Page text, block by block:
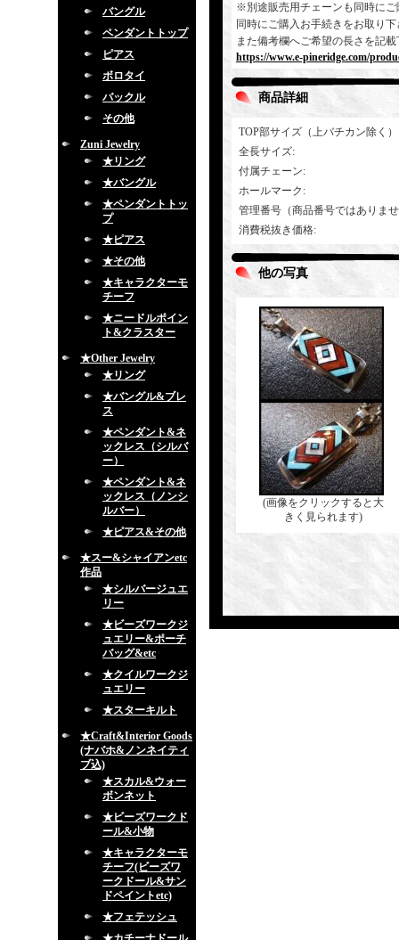
バングル
ペンダントトップ
ピアス
ボロタイ
バックル
その他
Zuni Jewelry
★リング
★バングル
★ペンダントトッ
プ
★ピアス
★その他
★キャラクターモ
チーフ
★ニードルポイン
ト&クラスター
★Other Jewelry
★リング
★バングル&ブレ
ス
★ペンダント&ネ
ックレス（シルバ
ー）
★ペンダント&ネ
ックレス（ノンシ
ルバー）
★ピアス&その他
★スー&シャイアンetc
作品
★シルバージュエ
リー
★ビーズワークジ
ュエリー&ポーチ
バッグ&etc
★クイルワークジ
ュエリー
★スターキルト
★Craft&Interior Goods
(ナバホ&ノンネイティ
ブ込)
★スカル&ウォー
ボンネット
★ビーズワークド
ール&小物
★キャラクターモ
チーフ(ビーズワ
ークドール&サン
ドペイントetc)
★フェテッシュ
※別途販売用チェーンも同時に
同時にご購入お手続きをお取り
また備考欄へご希望の長さを記
https://www.e-pineridge.com/
商品詳細
TOP部サイズ（上バチカン除く）
全長サイズ:
付属チェーン:
ホールマーク :
管理番号（商品番号ではありま
消費税抜き価格:
他の写真
(画像をクリックすると大
きく見られます)